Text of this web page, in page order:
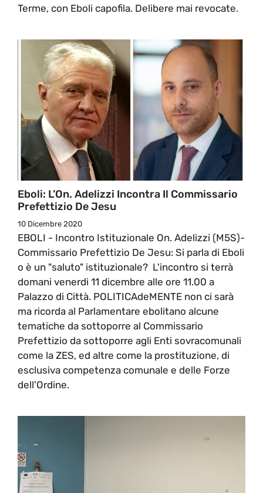
Terme, con Eboli capofila. Delibere mai revocate.
Eboli: L’On. Adelizzi Incontra Il Commissario
Prefettizio De Jesu
10 Dicembre 2020
EBOLI - Incontro Istituzionale On. Adelizzi (M5S)-
Commissario Prefettizio De Jesu: Si parla di Eboli
o è un "saluto" istituzionale? L'incontro si terrà
domani venerdi 11 dicembre alle ore 11.00 a
Palazzo di Città. POLITICAdeMENTE non ci sarà
ma ricorda al Parlamentare ebolitano alcune
tematiche da sottoporre al Commissario
Prefettizio da sottoporre agli Enti sovracomunali
come la ZES, ed altre come la prostituzione, di
esclusiva competenza comunale e delle Forze
dell'Ordine.